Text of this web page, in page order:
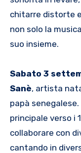
chitarre distorte
non solo la
suo insieme.
Sabato 3
Sanè, artista
papà
principale verso i
collaborare con
cantando in